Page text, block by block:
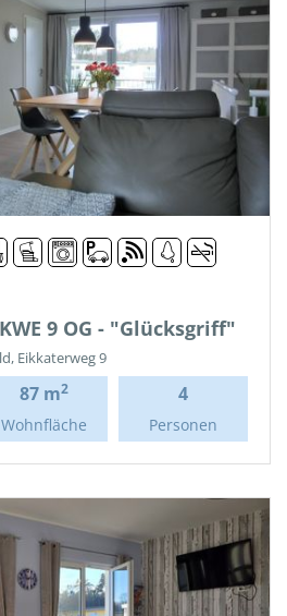
9 OG - "Glücksgriff"
Eikkaterweg 9
87 m2
Wohnfläche
4
Personen